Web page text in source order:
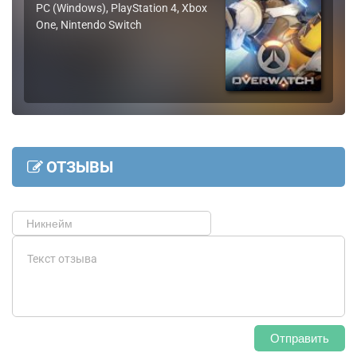
PC (Windows), PlayStation 4, Xbox
One, Nintendo Switch
ОТЗЫВЫ
Отправить